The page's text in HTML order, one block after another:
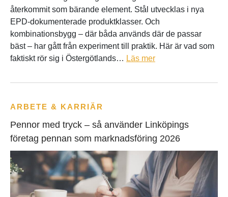
återkommit som bärande element. Stål utvecklas i nya
EPD-dokumenterade produktklasser. Och
kombinationsbygg – där båda används där de passar
bäst – har gått från experiment till praktik. Här är vad som
faktiskt rör sig i Östergötlands… Läs mer
ARBETE & KARRIÄR
Pennor med tryck – så använder Linköpings
företag pennan som marknadsföring 2026